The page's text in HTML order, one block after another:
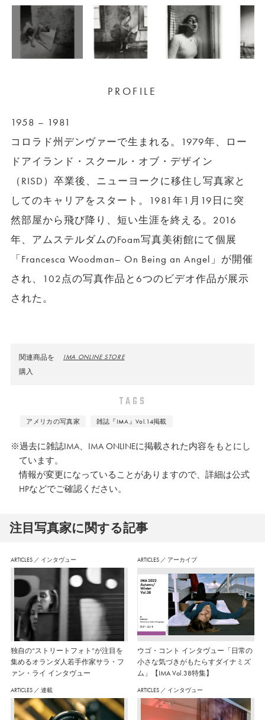
PROFILE
1958 – 1981
コロラド州デンヴァーで生まれる。1979年、ロー
ドアイランド・スクール・オブ・デザイン
（RISD）卒業後、ニューヨークに移住し写真家と
してのキャリアをスタート。1981年1月19日に突
然部屋から飛び降り、短い生涯を終える。2016
年、アムステルダムのFoam写真美術館にて個展
「Francesca Woodman– On Being an Angel」が開催
され、102点の写真作品と6つのビデオ作品が展示
された。
関連商品を
購入
IMA ONLINE STORE
TAGS
アメリカの写真家 雑誌『IMA』Vol.14掲載
※過去に雑誌IMA、IMA ONLINEに掲載された内容をもとにし
ています。
情報が変更になっていることがありますので、詳細は公式
HPなどでご確認ください。
注⽬写真家に関する記事
ARTICLES ／ インタヴュー
独自の“ストリートフォト”が注目を
集めるオランダ人若手作家サラ・フ
ァン・ライ インタヴュー
ARTICLES ／ アーカイブ
ウゴ・コント インタヴュー「日常の
小さな気づきがもたらすダイナミズ
ム」【IMA Vol.38特集】
ARTICLES ／ 連載 ARTICLES ／ インタヴュー